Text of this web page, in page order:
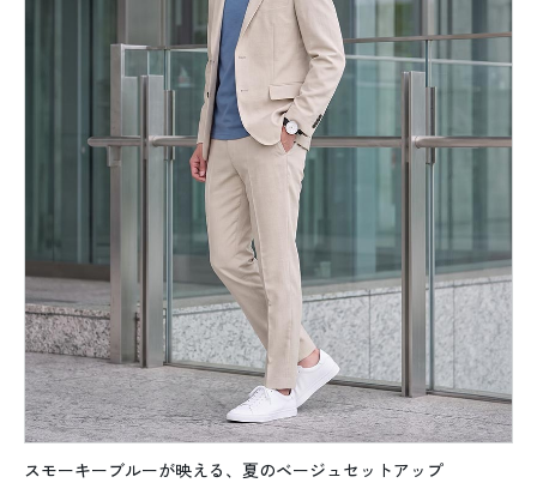
スモーキーブルーが映える、夏のベージュセットアップ